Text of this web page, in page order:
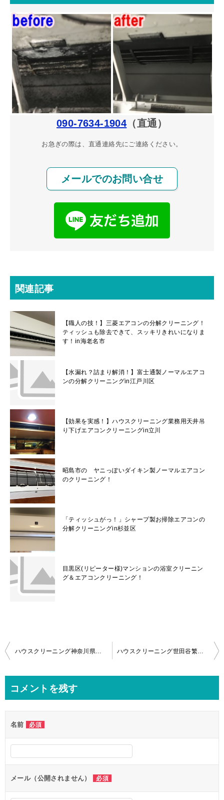
090-7634-1904 （直通）
お急ぎの際は、直通連絡先にご連絡ください。
メールでのお問い合せ
関連記事
【職人の技！】三菱エアコンの分解クリーニング！
ティッシュも除去できて、スッキリきれいになりま
す！in海老名市
【水漏れ？詰まり解消！】富士通製ノーマルエアコ
ンの分解クリーニングin江戸川区
【効果を実感！】ハウスクリーニング業務用天井吊
り下げエアコンクリーニングin立川
昭島市の ヤニっぽいダイキン製ノーマルエアコン
のクリーニング！
「ティッシュがっ！」シャープ製お掃除エアコンの
分解クリーニングin杉並区
目黒区(リピーター様)マンションの浴室クリーニン
グ＆エアコンクリーニング！
投
ビ
ー
シ
ョ
ン
コメントを残す
名前 必須
メール（公開されません） 必須